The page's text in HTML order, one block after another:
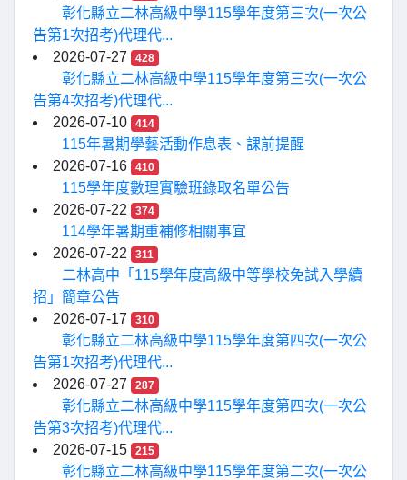
彰化縣立二林高級中學115學年度第三次(一次公
告第1次招考)代理代...
2026-07-27
428
彰化縣立二林高級中學115學年度第三次(一次公
告第4次招考)代理代...
2026-07-10
414
115年暑期學藝活動作息表、課前提醒
2026-07-16
410
115學年度數理實驗班錄取名單公告
2026-07-22
374
114學年暑期重補修相關事宜
2026-07-22
311
二林高中「115學年度高級中等學校免試入學續
招」簡章公告
2026-07-17
310
彰化縣立二林高級中學115學年度第四次(一次公
告第1次招考)代理代...
2026-07-27
287
彰化縣立二林高級中學115學年度第四次(一次公
告第3次招考)代理代...
2026-07-15
215
彰化縣立二林高級中學115學年度第二次(一次公